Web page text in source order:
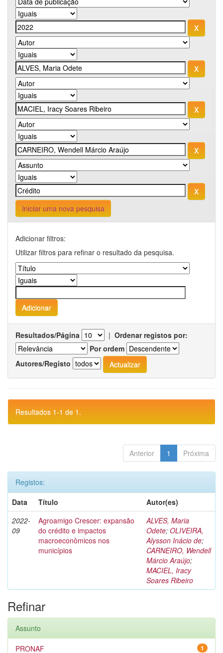
Iniciar uma nova pesquisa
Adicionar filtros:
Utilizar filtros para refinar o resultado da pesquisa.
Resultados/Página | Ordenar registos por:
Por ordem
Autores/Registo
Resultados 1-1 de 1.
Anterior 1 Próxima
Registos:
Data
Título
Autor(es)
2022-
09
Agroamigo Crescer: expansão
do crédito e impactos
macroeconômicos nos
municípios
ALVES, Maria
Odete; OLIVEIRA,
Alysson Inácio de;
CARNEIRO, Wendell
Márcio Araújo;
MACIEL, Iracy
Soares Ribeiro
Refinar
Assunto
1
PRONAF